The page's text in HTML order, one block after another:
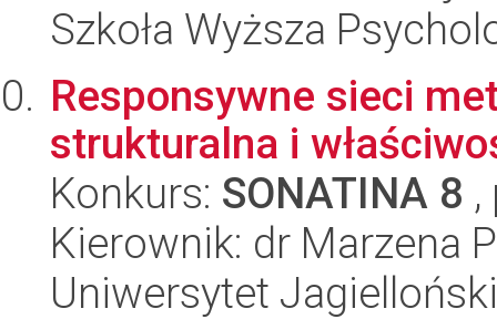
Szkoła Wyższa
Responsywne sieci
strukturalna i
Konkurs: SONATINA 8
Kierownik: dr Marzena
Uniwersytet Jagielloński